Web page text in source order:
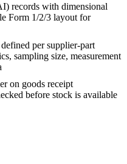
records with dimensional
Form 1/2/3 layout for
per supplier-part
sampling size, measurement
on goods receipt
before stock is available